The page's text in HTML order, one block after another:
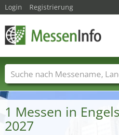
1 Messen in
2027
Login Registrierung
Messenamen Länder
Dienstleisterbranchen